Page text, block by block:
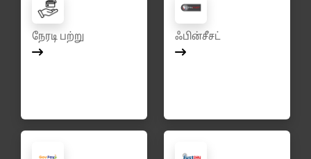
நேரடி பற்று ஃபின்சீசட்